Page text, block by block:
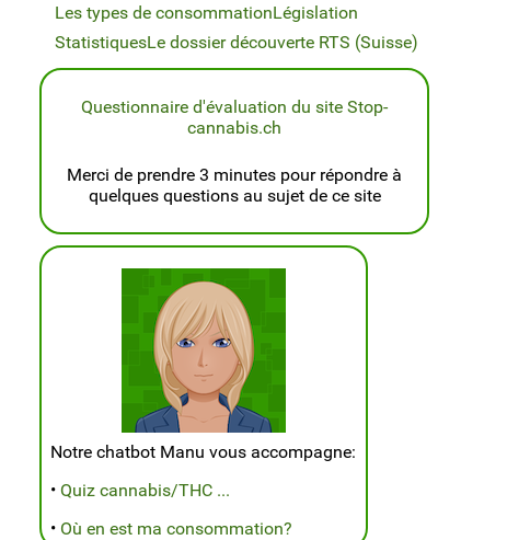
Les types de consommationLégislation
StatistiquesLe dossier découverte RTS (Suisse)
Questionnaire d'évaluation du site Stop-
cannabis.ch
Merci de prendre 3 minutes pour répondre à
quelques questions au sujet de ce site
Notre chatbot Manu vous accompagne:
• Quiz cannabis/THC ...
• Où en est ma consommation?